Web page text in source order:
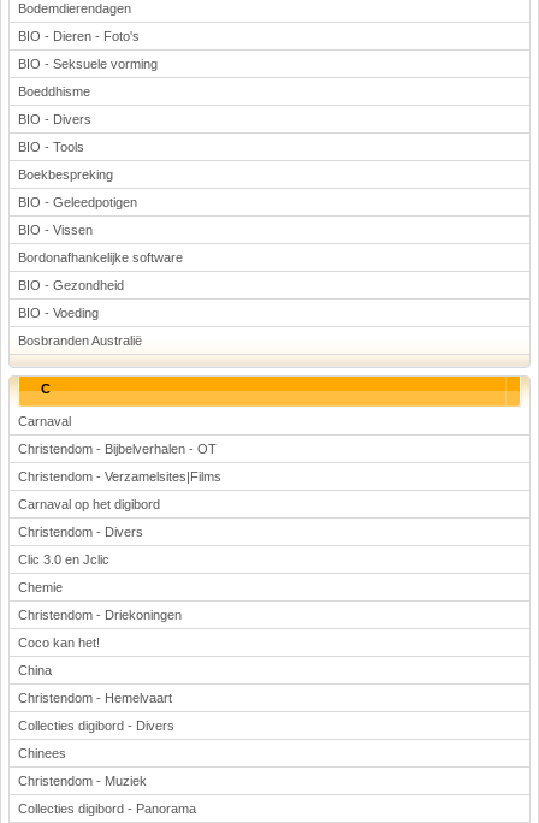
Bodemdierendagen
BIO - Dieren - Foto's
BIO - Seksuele vorming
Boeddhisme
BIO - Divers
BIO - Tools
Boekbespreking
BIO - Geleedpotigen
BIO - Vissen
Bordonafhankelijke software
BIO - Gezondheid
BIO - Voeding
Bosbranden Australië
C
Carnaval
Christendom - Bijbelverhalen - OT
Christendom - Verzamelsites|Films
Carnaval op het digibord
Christendom - Divers
Clic 3.0 en Jclic
Chemie
Christendom - Driekoningen
Coco kan het!
China
Christendom - Hemelvaart
Collecties digibord - Divers
Chinees
Christendom - Muziek
Collecties digibord - Panorama